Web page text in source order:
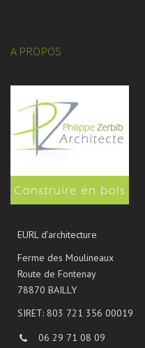
A PROPOS
EURL d’architecture
Ferme des Moulineaux
Route de Fontenay
78870 BAILLY
SIRET: 803 721 356 00019
06 29 71 08 09